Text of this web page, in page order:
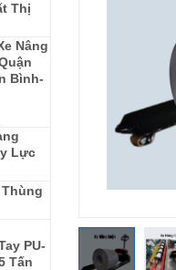
Thị
Nâng
Bình-
Lực
Thùng
PU-
Tấn